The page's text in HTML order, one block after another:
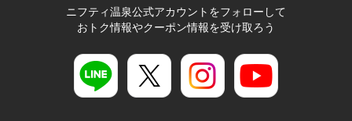
ニフティ温泉公式アカウントをフォローして
おトク情報やクーポン情報を受け取ろう